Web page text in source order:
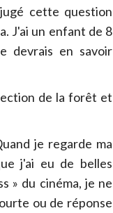
cette question
J'ai un enfant de 8
devrais en savoir
de la forêt et
je regarde ma
j'ai eu de belles
» du cinéma, je ne
ou de réponse